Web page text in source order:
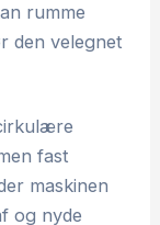
rumme
den velegnet
fast
maskinen
og nyde